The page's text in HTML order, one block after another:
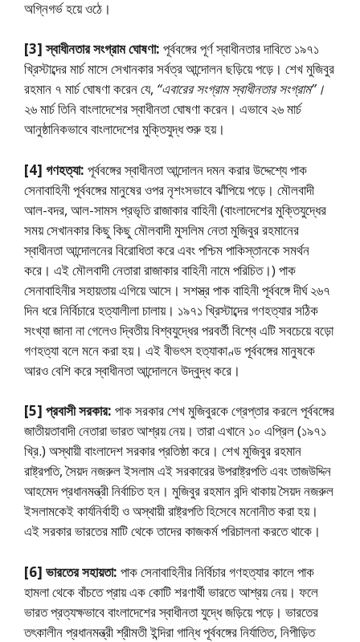
অগ্নিগর্ভ হয়ে ওঠে।
[3] স্বাধীনতার সংগ্রাম ঘােষণা: পূর্ববঙ্গের পূর্ণ স্বাধীনতার দাবিতে ১৯৭১
খ্রিস্টাব্দের মার্চ মাসে সেখানকার সর্বত্র আন্দোলন ছড়িয়ে পড়ে। শেখ মুজিবুর
রহমান ৭ মার্চ ঘােষণা করেন যে, “এবারের সংগ্রাম স্বাধীনতার সংগ্রাম”।
২৬ মার্চ তিনি বাংলাদেশের স্বাধীনতা ঘােষণা করেন। এভাবে ২৬ মার্চ
আনুষ্ঠানিকভাবে বাংলাদেশের মুক্তিযুদ্ধ শুরু হয়।
[4] গণহত্যা: পূর্ববঙ্গের স্বাধীনতা আন্দোলন দমন করার উদ্দেশ্যে পাক
সেনাবাহিনী পূর্ববঙ্গের মানুষের ওপর নৃশংসভাবে ঝাঁপিয়ে পড়ে। মৌলবাদী
আল-বদর, আল-সামস প্রভৃতি রাজাকার বাহিনী (বাংলাদেশের মুক্তিযুদ্ধের
সময় সেখানকার কিছু কিছু মৌলবাদী মুসলিম নেতা মুজিবুর রহমানের
স্বাধীনতা আন্দোলনের বিরােধিতা করে এবং পশ্চিম পাকিস্তানকে সমর্থন
করে। এই মৌলবাদী নেতারা রাজাকার বাহিনী নামে পরিচিত।) পাক
সেনাবাহিনীর সহায়তায় এগিয়ে আসে। সশস্ত্র পাক বাহিনী পূর্ববঙ্গে দীর্ঘ ২৬৭
দিন ধরে নির্বিচারে হত্যালীলা চালায়। ১৯৭১ খ্রিস্টাব্দের গণহত্যার সঠিক
সংখ্যা জানা না গেলেও দ্বিতীয় বিশ্বযুদ্ধের পরবর্তী বিশ্বে এটি সবচেয়ে বড়াে
গণহত্যা বলে মনে করা হয়। এই বীভৎস হত্যাকাণ্ড পূর্ববঙ্গের মানুষকে
আরও বেশি করে স্বাধীনতা আন্দোলনে উদ্বুদ্ধ করে।
[5] প্রবাসী সরকার: পাক সরকার শেখ মুজিবুরকে গ্রেপ্তার করলে পূর্ববঙ্গের
জাতীয়তাবাদী নেতারা ভারত আশ্রয় নেয়। তারা এখানে ১০ এপ্রিল (১৯৭১
খ্রি.) অস্থায়ী বাংলাদেশ সরকার প্রতিষ্ঠা করে। শেখ মুজিবুর রহমান
রাষ্ট্রপতি, সৈয়দ নজরুল ইসলাম এই সরকারের উপরাষ্ট্রপতি এবং তাজউদ্দিন
আহমেদ প্রধানমন্ত্রী নির্বাচিত হন। মুজিবুর রহমান বন্দি থাকায় সৈয়দ নজরুল
ইসলামকেই কার্যনির্বাহী ও অস্থায়ী রাষ্ট্রপতি হিসেবে মনােনীত করা হয়।
এই সরকার ভারতের মাটি থেকে তাদের কাজকর্ম পরিচালনা করতে থাকে।
[6] ভারতের সহায়তা: পাক সেনাবাহিনীর নির্বিচার গণহত্যার কালে পাক
হামলা থেকে বাঁচতে প্রায় এক কোটি শরণার্থী ভারতে আশ্রয় নেয়। ফলে
ভারত প্রত্যক্ষভাবে বাংলাদেশের স্বাধীনতা যুদ্ধে জড়িয়ে পড়ে। ভারতের
তৎকালীন প্রধানমন্ত্রী শ্রীমতী ইন্দিরা গান্ধি পূর্ববঙ্গের নির্যাতিত, নিপীড়িত